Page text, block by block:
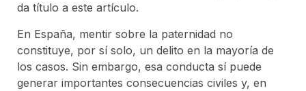
da título a este artículo.
En España, mentir sobre la paternidad no
constituye, por sí solo, un delito en la mayoría de
los casos. Sin embargo, esa conducta sí puede
generar importantes consecuencias civiles y, en